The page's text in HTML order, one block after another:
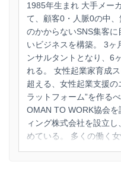
講座開催は研修を受け
実施可能となっておりま
社内での研修実施、個
提供も可能となります。
1985年生まれ 大手メー
て、顧客0・人脈0の中
のかからないSNS集客
いビジネスを構築。 3ヶ
ンサルタントとなり、6
れる。 女性起業家育成
超える、女性起業支援
ラットフォーム”を作る
OMAN TO WORK協会
ィング株式会社を設立
めている。 多くの働く
は女性自身の力で変え